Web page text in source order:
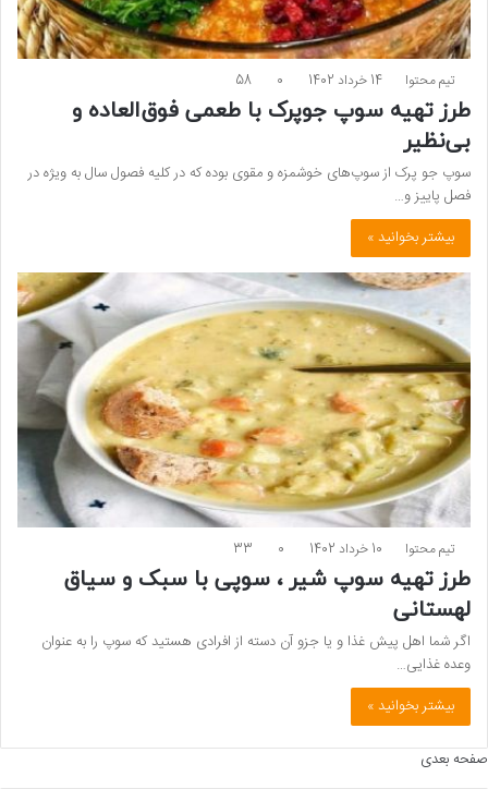
تیم محتوا 14 خرداد 1402 0
58
طرز تهیه سوپ جوپرک با طعمی فوق‌العاده و
بی‌نظیر
سوپ جو پرک از سوپ‌های خوشمزه و مقوی بوده که در کلیه فصول سال به ویژه در
فصل پاییز و…
بیشتر بخوانید »
تیم محتوا 10 خرداد 1402 0
33
طرز تهیه سوپ شیر ، سوپی با سبک و سیاق
لهستانی
اگر شما اهل پیش غذا و یا جزو آن دسته از افرادی هستید که سوپ را به عنوان
وعده غذایی…
بیشتر بخوانید »
صفحه بعدی